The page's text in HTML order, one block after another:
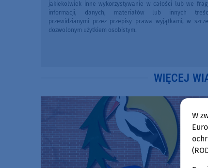
jakiekolwiek inne wykorzystywanie w całości lub we
informacji, danych, materiałów lub innych
przewidzianymi przez przepisy prawa wyjątkami, w
dozwolonym użytkiem osobistym.
WIĘCEJ
W